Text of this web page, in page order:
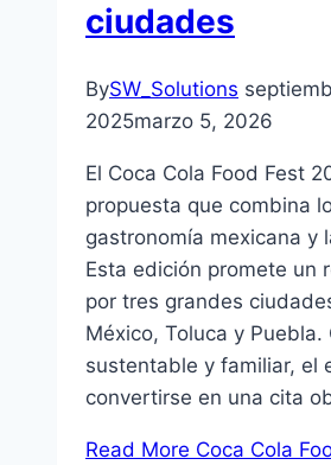
ciudades
BySW_Solutions
2025marzo 5, 2026
El Coca Cola Food Fest
propuesta que combina
gastronomía mexicana y
Esta edición promete un
por tres grandes
México, Toluca y Puebla.
sustentable y familiar, el
convertirse en una cita
Read More Coca Cola